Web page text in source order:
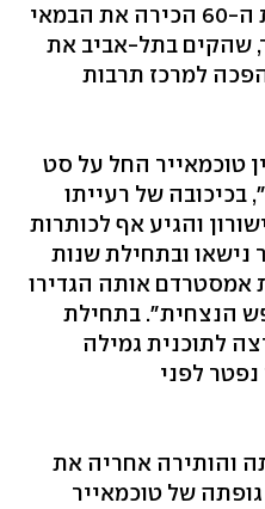
החקלאי אלוני יצחק ובשנות ה-60 הכירה את הבמאי
שהקים בתל-אביב את
למרכז תרבות
טוכמאייר החל על סט
של רעייתו
והגיע אף לכותרות
נישאו ובתחילת שנות
אמסטרדם אותה הגדירו
הנצחית". בתחילת
ארצה לתוכנית גמילה
לפני
היתה בת 55 במותה והותירה אחריה את
של טוכמאייר